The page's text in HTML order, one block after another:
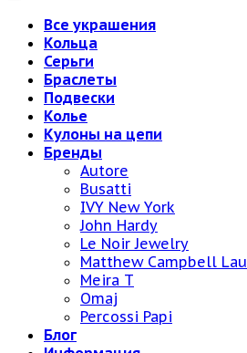
Все украшения
Кольца
Серьги
Браслеты
Подвески
Колье
Кулоны на цепи
Бренды
Autore
Busatti
IVY New York
John Hardy
Le Noir Jewelry
Matthew Campbell
Meira T
Omaj
Percossi Papi
Блог